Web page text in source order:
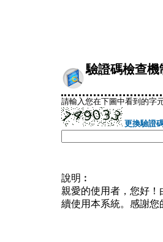
驗證碼檢查機
請輸入您在下圖中看到的字
更換驗證
說明︰
親愛的使用者，您好
續使用本系統。感謝您